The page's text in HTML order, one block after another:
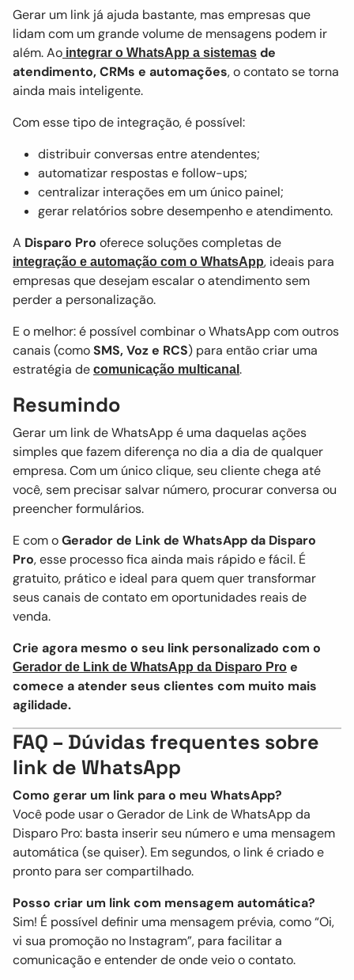
Gerar um link já ajuda bastante, mas empresas que
lidam com um grande volume de mensagens podem ir
além. Ao integrar o WhatsApp a sistemas de
atendimento, CRMs e automações, o contato se torna
ainda mais inteligente.
Com esse tipo de integração, é possível:
distribuir conversas entre atendentes;
automatizar respostas e follow-ups;
centralizar interações em um único painel;
gerar relatórios sobre desempenho e atendimento.
A Disparo Pro oferece soluções completas de
integração e automação com o WhatsApp, ideais para
empresas que desejam escalar o atendimento sem
perder a personalização.
E o melhor: é possível combinar o WhatsApp com outros
canais (comoSMS, Voz e RCS) para então criar uma
estratégia de comunicação multicanal .
Resumindo
Gerar um link de WhatsApp é uma daquelas ações
simples que fazem diferença no dia a dia de qualquer
empresa. Com um único clique, seu cliente chega até
você, sem precisar salvar número, procurar conversa ou
preencher formulários.
E com oGerador de Link de WhatsApp da Disparo
Pro, esse processo fica ainda mais rápido e fácil. É
gratuito, prático e ideal para quem quer transformar
seus canais de contato em oportunidades reais de
venda.
Crie agora mesmo o seu link personalizado com o
Gerador de Link de WhatsApp da Disparo Pro e
comece a atender seus clientes com muito mais
agilidade.
FAQ – Dúvidas frequentes sobre
link de WhatsApp
Como gerar um link para o meu WhatsApp?
Você pode usar o Gerador de Link de WhatsApp da
Disparo Pro: basta inserir seu número e uma mensagem
automática (se quiser). Em segundos, o link é criado e
pronto para ser compartilhado.
Posso criar um link com mensagem automática?
Sim! É possível definir uma mensagem prévia, como “Oi,
vi sua promoção no Instagram”, para facilitar a
comunicação e entender de onde veio o contato.